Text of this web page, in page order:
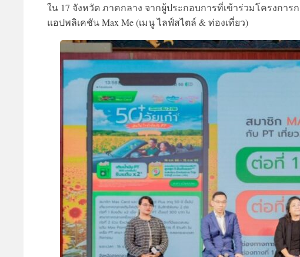
ใน 17 จังหวัด ภาคกลาง จากผู้ประกอบการที่เข้าร่วมโครงการ
แอปพลิเคชัน Max Me (เมนู ไลฟ์สไตล์ & ท่องเที่ยว)